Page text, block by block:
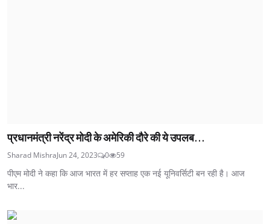
प्रधानमंत्री नरेंद्र मोदी के अमेरिकी दौरे की ये उपलब...
Sharad MishraJun 24, 2023 0 59
पीएम मोदी ने कहा कि आज भारत में हर सप्ताह एक नई यूनिवर्सिटी बन रही है। आज
भार...